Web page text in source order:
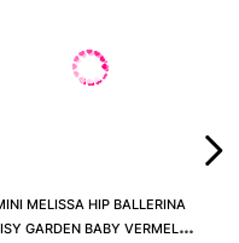
MELISSA HIP BALLERINA
GARDEN BABY VERMELHO